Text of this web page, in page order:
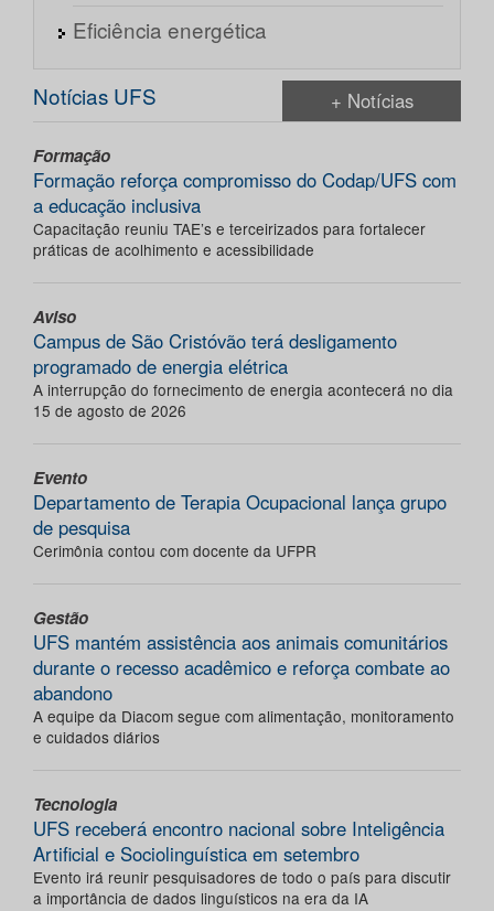
Eficiência energética
Notícias UFS + Notícias
Formação
Formação reforça compromisso do Codap/UFS com
a educação inclusiva
Capacitação reuniu TAE’s e terceirizados para fortalecer
práticas de acolhimento e acessibilidade
Aviso
Campus de São Cristóvão terá desligamento
programado de energia elétrica
A interrupção do fornecimento de energia acontecerá no dia
15 de agosto de 2026
Evento
Departamento de Terapia Ocupacional lança grupo
de pesquisa
Cerimônia contou com docente da UFPR
Gestão
UFS mantém assistência aos animais comunitários
durante o recesso acadêmico e reforça combate ao
abandono
A equipe da Diacom segue com alimentação, monitoramento
e cuidados diários
Tecnologia
UFS receberá encontro nacional sobre Inteligência
Artificial e Sociolinguística em setembro
Evento irá reunir pesquisadores de todo o país para discutir
a importância de dados linguísticos na era da IA